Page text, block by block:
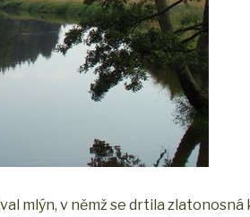
mlýn, v němž se drtila